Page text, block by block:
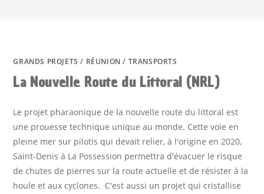
GRANDS PROJETS / RÉUNION / TRANSPORTS
La Nouvelle Route du Littoral (NRL)
Le projet pharaonique de la nouvelle route du littoral est
une prouesse technique unique au monde. Cette voie en
pleine mer sur pilotis qui devait relier, à l'origine en 2020,
Saint-Denis à La Possession permettra d'évacuer le risque
de chutes de pierres sur la route actuelle et de résister à la
houle et aux cyclones. C'est aussi un projet qui cristallise